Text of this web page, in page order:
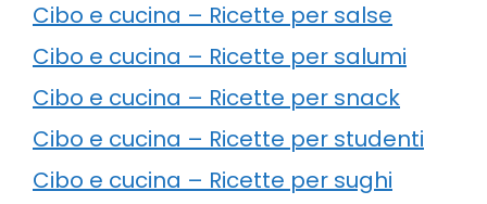
Cibo e cucina – Ricette per salse
Cibo e cucina – Ricette per salumi
Cibo e cucina – Ricette per snack
Cibo e cucina – Ricette per studenti
Cibo e cucina – Ricette per sughi